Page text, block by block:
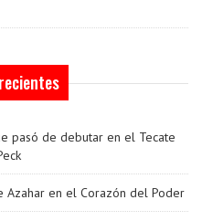
pasó de debutar en el Tecate
Azahar en el Corazón del Poder